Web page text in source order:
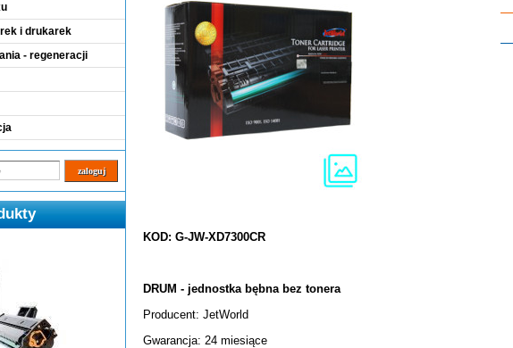
i drukarek
- regeneracji
KOD: G-JW-XD7300CR
DRUM - jednostka bębna bez tonera
Producent: JetWorld
Gwarancja: 24 miesiące